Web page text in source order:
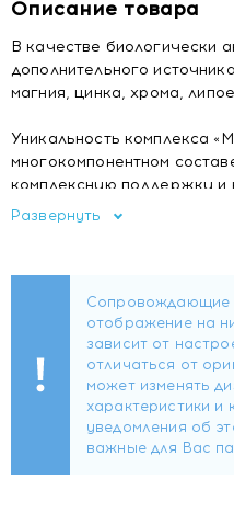
Описание товара
В качестве биологически
дополнительного
магния, цинка, хрома,
Уникальность комплекса
многокомпонентном
комплексную поддержку и
обмена.
Микрокристаллическая
магния, инулин (порошок),
горькой дыни (момордики),
(носитель), стеариновая
липоевая кислота,
листьев зеленого чая,
(антислеживающий агент),
стеариновой кислоты
антиоксидантов PhytO2X
Развернуть